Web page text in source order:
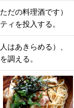
だの料理酒です）
ィを投入する。
はあきらめる）、
調える。